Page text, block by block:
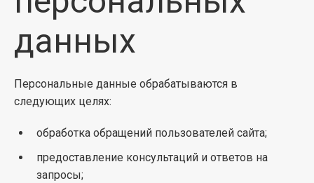
данных
Персональные данные обрабатываются в
следующих целях:
обработка обращений пользователей сайта;
предоставление консультаций и ответов на
запросы;